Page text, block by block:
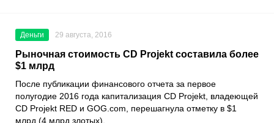
Деньги 29 августа, 2016
Рыночная стоимость CD Projekt составила более
$1 млрд
После публикации финансового отчета за первое
полугодие 2016 года капитализация CD Projekt, владеющей
CD Projekt RED и GOG.com, перешагнула отметку в $1
млрд (4 млрд злотых).